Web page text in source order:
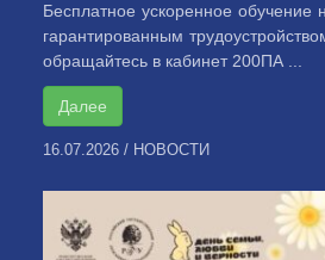
Бесплатное ускоренное
гарантированным
обращайтесь в кабинет 200ПА ...
Далее
16.07.2026 / НОВОСТИ